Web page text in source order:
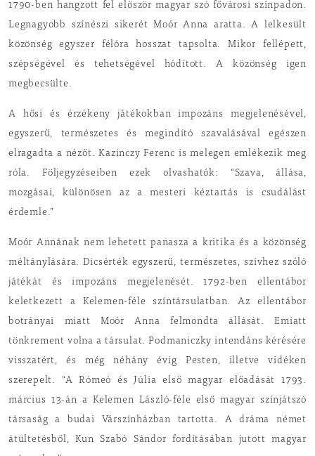
1790-ben hangzott fel először magyar szó fővárosi színpadon.
Legnagyobb színészi sikerét Moór Anna aratta. A lelkesült
közönség egyszer félóra hosszat tapsolta. Mikor fellépett,
szépségével és tehetségével hódított. A közönség igen
megbecsülte.
A hősi és érzékeny játékokban impozáns megjelenésével,
egyszerű, természetes és megindító szavalásával egészen
elragadta a nézőt. Kazinczy Ferenc is melegen emlékezik meg
róla. Följegyzéseiben ezek olvashatók: “Szava, állása,
mozgásai, különösen az a mesteri kéztartás is csudálást
érdemle.”
Moór Annának nem lehetett panasza a kritika és a közönség
méltánylására. Dicsérték egyszerű, természetes, szívhez szóló
játékát és impozáns megjelenését. 1792-ben ellentábor
keletkezett a Kelemen-féle színtársulatban. Az ellentábor
botrányai miatt Moór Anna felmondta állását. Emiatt
tönkrement volna a társulat. Podmaniczky intendáns kérésére
visszatért, és még néhány évig Pesten, illetve vidéken
szerepelt. “A Rómeó és Júlia első magyar előadását 1793.
március 13-án a Kelemen László-féle első magyar színjátszó
társaság a budai Várszínházban tartotta. A dráma német
átültetésből, Kun Szabó Sándor fordításában jutott magyar